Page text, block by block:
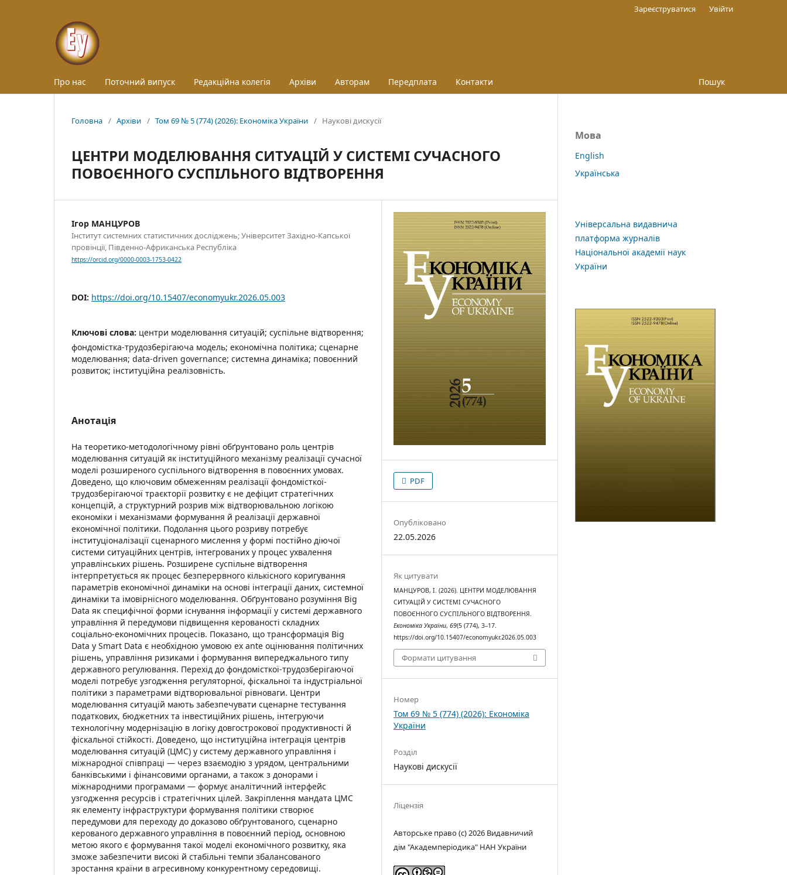
Про нас Поточний випуск Редакційна колегія Архіви Авторам Передплата Контакти Пошук
Зареєструватися Увійти
Головна / Архіви / Том 69 № 5 (774) (2026): Економіка України / Наукові дискусії
ЦЕНТРИ МОДЕЛЮВАННЯ СИТУАЦІЙ У СИСТЕМІ СУЧАСНОГО
ПОВОЄННОГО СУСПІЛЬНОГО ВІДТВОРЕННЯ
Ігор МАНЦУРОВ
Інститут системних статистичних досліджень; Університет Західно-Капської
провінції, Південно-Африканська Республіка
https://orcid.org/0000-0003-1753-0422
DOI: https://doi.org/10.15407/economyukr.2026.05.003
Ключові слова: центри моделювання ситуацій; суспільне відтворення;
фондомістка-трудозберігаюча модель; економічна політика; сценарне
моделювання; data-driven governance; системна динаміка; повоєнний
розвиток; інституційна реалізовність.
Анотація
На теоретико-методологічному рівні обґрунтовано роль центрів
моделювання ситуацій як інституційного механізму реалізації сучасної
моделі розширеного суспільного відтворення в повоєнних умовах.
Доведено, що ключовим обмеженням реалізації фондомісткої-
трудозберігаючої траєкторії розвитку є не дефіцит стратегічних
концепцій, а структурний розрив між відтворювальною логікою
економіки і механізмами формування й реалізації державної
економічної політики. Подолання цього розриву потребує
інституціоналізації сценарного мислення у формі постійно діючої
системи ситуаційних центрів, інтегрованих у процес ухвалення
управлінських рішень. Розширене суспільне відтворення
інтерпретується як процес безперервного кількісного коригування
параметрів економічної динаміки на основі інтеграції даних, системної
динаміки та імовірнісного моделювання. Обґрунтовано розуміння Big
Data як специфічної форми існування інформації у системі державного
управління й передумови підвищення керованості складних
соціально-економічних процесів. Показано, що трансформація Big
Data у Smart Data є необхідною умовою ex ante оцінювання політичних
рішень, управління ризиками і формування випереджального типу
державного регулювання. Перехід до фондомісткої-трудозберігаючої
моделі потребує узгодження регуляторної, фіскальної та індустріальної
політики з параметрами відтворювальної рівноваги. Центри
моделювання ситуацій мають забезпечувати сценарне тестування
податкових, бюджетних та інвестиційних рішень, інтегруючи
технологічну модернізацію в логіку довгострокової продуктивності й
фіскальної стійкості. Доведено, що інституційна інтеграція центрів
моделювання ситуацій (ЦМС) у систему державного управління і
міжнародної співпраці — через взаємодію з урядом, центральними
банківськими і фінансовими органами, а також з донорами і
міжнародними програмами — формує аналітичний інтерфейс
узгодження ресурсів і стратегічних цілей. Закріплення мандата ЦМС
як елементу інфраструктури формування політики створює
передумови для переходу до доказово обґрунтованого, сценарно
керованого державного управління в повоєнний період, основною
метою якого є формування такої моделі економічного розвитку, яка
зможе забезпечити високі й стабільні темпи збалансованого
зростання країни в агресивному конкурентному середовищі.
PDF
Опубліковано
22.05.2026
Як цитувати
МАНЦУРОВ, І. (2026). ЦЕНТРИ МОДЕЛЮВАННЯ
СИТУАЦІЙ У СИСТЕМІ СУЧАСНОГО
ПОВОЄННОГО СУСПІЛЬНОГО ВІДТВОРЕННЯ.
Економіка України,69(5 (774), 3–17.
https://doi.org/10.15407/economyukr.2026.05.003
Формати цитування
Номер
Том 69 № 5 (774) (2026): Економіка
України
Розділ
Наукові дискусії
Ліцензія
Авторське право (c) 2026 Видавничий
дім "Академперіодика" НАН України
Мова
English
Українська
Універсальна видавнича
платформа журналів
Національної академії наук
України